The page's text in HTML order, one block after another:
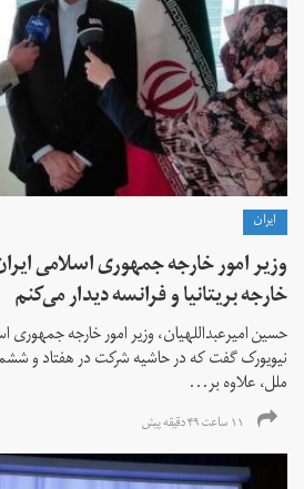
ايران
وزیر امور خارجه جمهوری اسلامی
خارجه بریتانیا و فرانسه دیدار می‌کنم
حسین امیرعبداللهیان، وزیر امور خارجه جمهوری
نیویورک گفت که در حاشیه شرکت در هفتاد و
ملل، علاوه بر...
۱۱ ساعت ۴۹ دقیقه پیش